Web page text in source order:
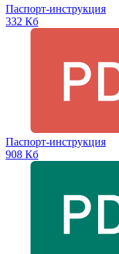
Паспорт-инструкция
332 Кб
Паспорт-инструкция
908 Кб